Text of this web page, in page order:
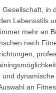
Gesellschaft, in
Lebensstils
mehr an
nach
und
an